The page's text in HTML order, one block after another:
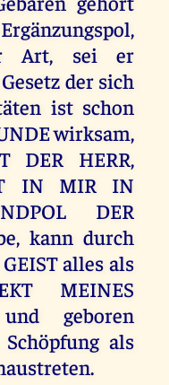
Art, sei er
der sich
ist schon
wirksam,
DER HERR,
IN MIR IN
DER
kann durch
alles als
MEINES
geboren
als